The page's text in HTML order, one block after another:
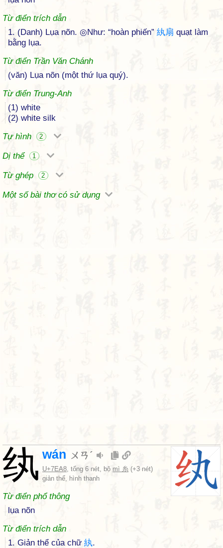
Từ điển trích dẫn
1. (Danh) Lụa nõn. ◎Như: “hoàn phiến” 紈扇 quạt làm
bằng lụa.
Từ điển Trần Văn Chánh
(văn) Lụa nõn (một thứ lụa quý).
Từ điển Trung-Anh
(1) white
(2) white silk
Tự hình
2
Dị thể 1
Từ ghép 2
Một số bài thơ có sử dụng
纨 wán ㄨㄢˊ
U+7EA8, tổng 6 nét, bộ mì 糸 (+3 nét)
giản thể, hình thanh
Từ điển phổ thông
lụa nõn
Từ điển trích dẫn
1. Giản thể của chữ 紈.